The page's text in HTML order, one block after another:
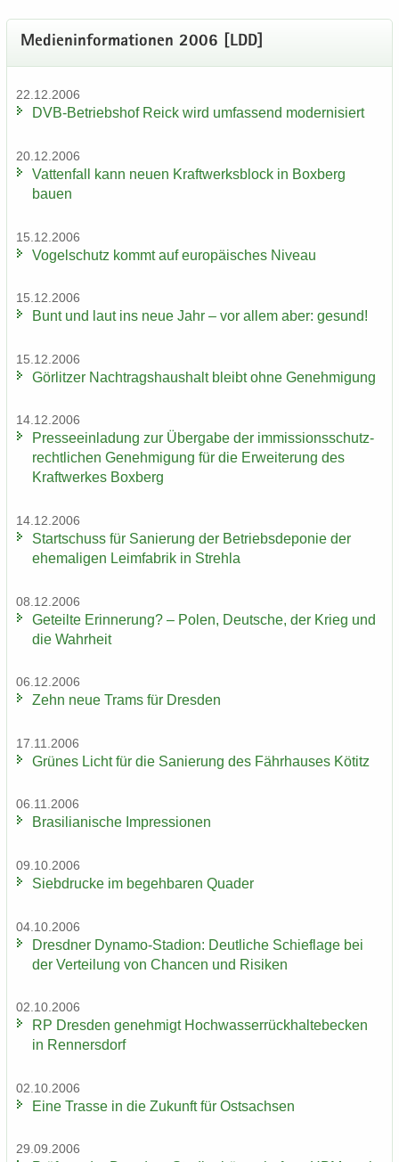
Me­di­en­in­for­ma­tio­nen 2006 [LDD]
22.12.2006
DVB-​Betriebshof Reick wird um­fas­send mo­der­ni­siert
20.12.2006
Vat­ten­fall kann neuen Kraft­werks­block in Box­berg
bauen
15.12.2006
Vo­gel­schutz kommt auf eu­ro­päi­sches Ni­veau
15.12.2006
Bunt und laut ins neue Jahr – vor allem aber: ge­sund!
15.12.2006
Gör­lit­zer Nach­trags­haus­halt bleibt ohne Ge­neh­mi­gung
14.12.2006
Pres­se­ein­la­dung zur Über­ga­be der im­mis­si­ons­schutz­
recht­li­chen Ge­neh­mi­gung für die Er­wei­te­rung des
Kraft­wer­kes Box­berg
14.12.2006
Start­schuss für Sa­nie­rung der Be­triebs­de­po­nie der
ehe­ma­li­gen Leim­fa­brik in Streh­la
08.12.2006
Ge­teil­te Er­in­ne­rung? – Polen, Deut­sche, der Krieg und
die Wahr­heit
06.12.2006
Zehn neue Trams für Dres­den
17.11.2006
Grü­nes Licht für die Sa­nie­rung des Fähr­hau­ses Kö­titz
06.11.2006
Bra­si­lia­ni­sche Im­pres­sio­nen
09.10.2006
Sieb­dru­cke im be­geh­ba­ren Qua­der
04.10.2006
Dresd­ner Dynamo-​Stadion: Deut­li­che Schief­la­ge bei
der Ver­tei­lung von Chan­cen und Ri­si­ken
02.10.2006
RP Dres­den ge­neh­migt Hoch­was­ser­rück­hal­te­be­cken
in Ren­ners­dorf
02.10.2006
Eine Tras­se in die Zu­kunft für Ost­sach­sen
29.09.2006